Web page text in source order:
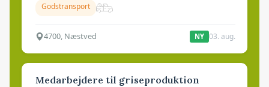
Godstransport
4700, Næstved NY 03. aug.
Medarbejdere til griseproduktion